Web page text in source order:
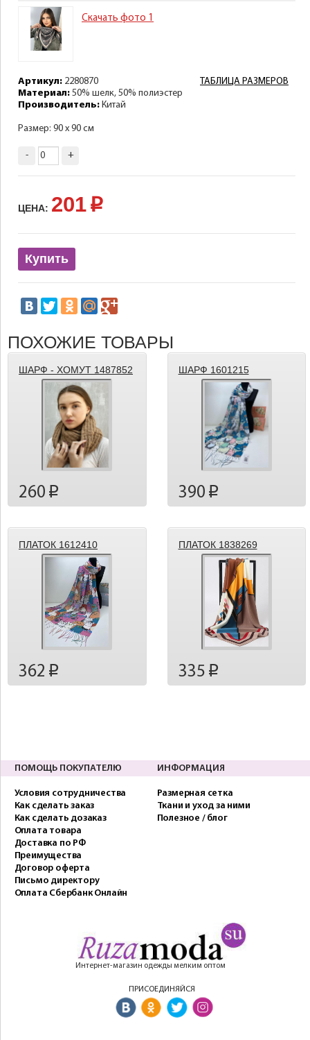
Скачать фото 1
ТАБЛИЦА РАЗМЕРОВ
Артикул: 2280870
Материал: 50% шелк, 50% полиэстер
Производитель: Китай
Размер: 90 х 90 см
- +
ЦЕНА: 201 p
Купить
ПОХОЖИЕ ТОВАРЫ
ШАРФ - ХОМУТ 1487852
260 p
ШАРФ 1601215
390 p
ПЛАТОК 1612410
362 p
ПЛАТОК 1838269
335 p
ПОМОЩЬ ПОКУПАТЕЛЮ
Условия сотрудничества
Как сделать заказ
Как сделать дозаказ
Оплата товара
Доставка по РФ
Преимущества
Договор оферта
Письмо директору
Оплата Сбербанк Онлайн
ИНФОРМАЦИЯ
Размерная сетка
Ткани и уход за ними
Полезное / блог
Интернет-магазин одежды мелким оптом
ПРИСОЕДИНЯЙСЯ